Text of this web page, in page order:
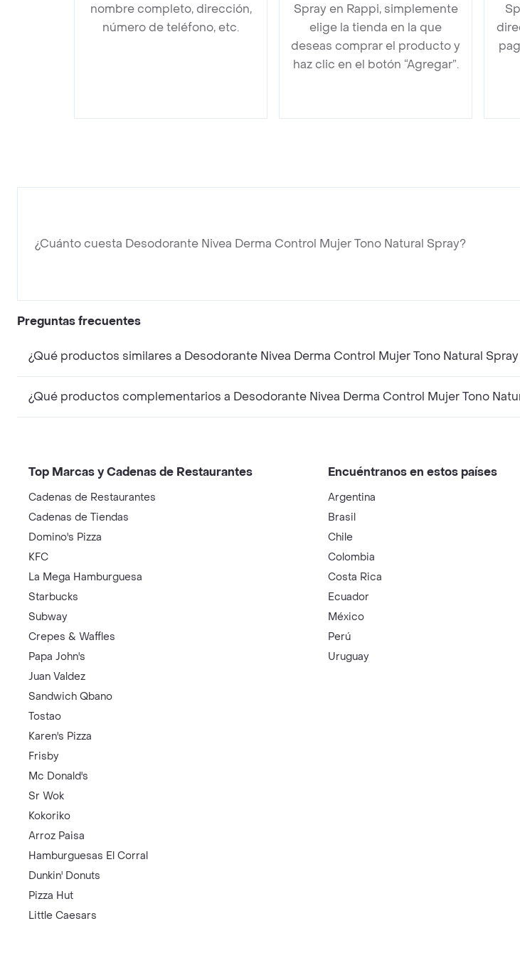
nombre completo, dirección,
número de teléfono, etc.
Spray en Rappi, simplemente
elige la tienda en la que
deseas comprar el producto y
haz clic en el botón “Agregar”.
¿Cuánto cuesta Desodorante Nivea Derma Control Mujer Tono Natural Spray?
Preguntas frecuentes
¿Qué productos similares a Desodorante Nivea Derma Control Mujer Tono Natural
¿Qué productos complementarios a Desodorante Nivea Derma Control Mujer Tono
Top Marcas y Cadenas de Restaurantes
Cadenas de Restaurantes
Cadenas de Tiendas
Domino's Pizza
KFC
La Mega Hamburguesa
Starbucks
Subway
Crepes & Waffles
Papa John's
Juan Valdez
Sandwich Qbano
Tostao
Karen's Pizza
Frisby
Mc Donald's
Sr Wok
Kokoriko
Arroz Paisa
Hamburguesas El Corral
Dunkin' Donuts
Pizza Hut
Little Caesars
Encuéntranos en estos países
Argentina
Brasil
Chile
Colombia
Costa Rica
Ecuador
México
Perú
Uruguay